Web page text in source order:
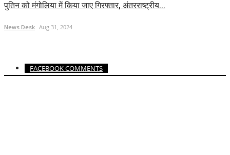
पुतिन को मंगोलिया में किया जाए गिरफ्तार, अंतरराष्ट्रीय...
News Desk Aug 31, 2024
FACEBOOK COMMENTS